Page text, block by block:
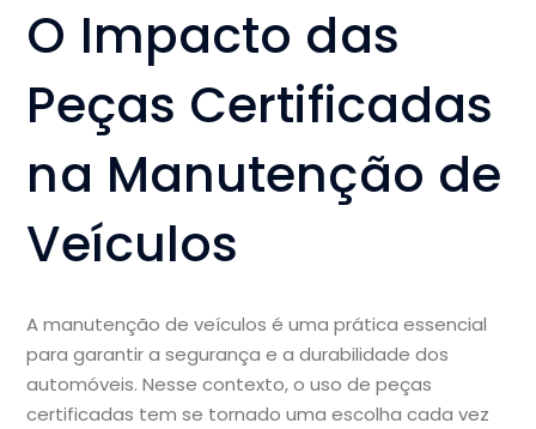
O Impacto das
Peças Certificadas
na Manutenção de
Veículos
A manutenção de veículos é uma prática essencial
para garantir a segurança e a durabilidade dos
automóveis. Nesse contexto, o uso de peças
certificadas tem se tornado uma escolha cada vez